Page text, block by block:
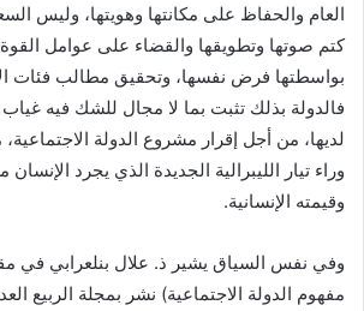
العام والحفاظ على مكانتها وهويتها، وليس
كتم صوتها وتطويقها والقضاء على عوامل
بواسطتها فرض نفسها، وتحقيق مطالب فئات
فالدولة بذلك تثبت بما لا مجال للشك فيه
لديها، من أجل إقرار مشروع الدولة
وراء تيار الليبرالية الجديدة الذي يجرد
وقيمته الإنسانية.
وفي نفس السياق يشير ذ. علال بنلعرابي في